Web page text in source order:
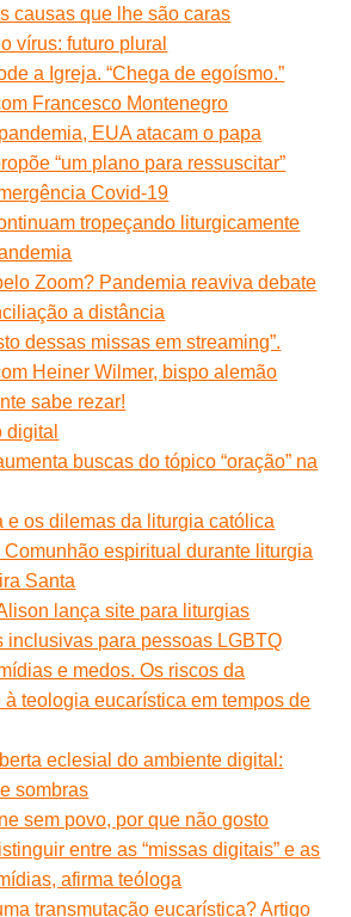
causas que lhe são caras
vírus: futuro plural
a Igreja. “Chega de egoísmo.”
Francesco Montenegro
EUA atacam o papa
“um plano para ressuscitar”
Covid-19
tropeçando liturgicamente
Zoom? Pandemia reaviva debate
a distância
dessas missas em streaming”.
Heiner Wilmer, bispo alemão
sabe rezar!
buscas do tópico “oração” na
e os dilemas da liturgia católica
espiritual durante liturgia
Santa
lança site para liturgias
inclusivas para pessoas LGBTQ
e medos. Os riscos da
teologia eucarística em tempos de
eclesial do ambiente digital:
sombras
sem povo, por que não gosto
entre as “missas digitais” e as
afirma teóloga
transmutação eucarística? Artigo